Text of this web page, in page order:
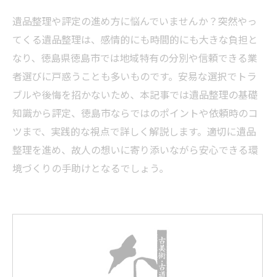
遺品整理や評定の進め方に悩んでいませんか？突然やっ
てくる遺品整理は、感情的にも時間的にも大きな負担と
なり、徳島県徳島市では地域特有の分別や信頼できる業
者選びに戸惑うことも多いものです。安易な選択でトラ
ブルや後悔を招かないため、本記事では遺品整理の基礎
知識から評定、徳島市ならではのポイントや依頼時のコ
ツまで、実践的な視点で詳しく解説します。適切に遺品
整理を進め、故人の想いに寄り添いながら安心できる環
境づくりの手助けとなるでしょう。